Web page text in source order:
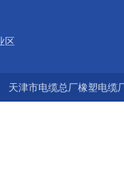
区
天津市电缆总厂橡塑电